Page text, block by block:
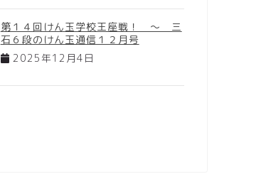
第１４回けん玉学校王座戦！ ～ 三
石６段のけん玉通信１２月号
2025年12月4日